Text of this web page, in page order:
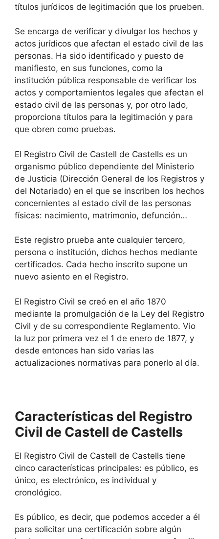
títulos jurídicos de legitimación que los prueben.
Se encarga de verificar y divulgar los hechos y
actos jurídicos que afectan el estado civil de las
personas. Ha sido identificado y puesto de
manifiesto, en sus funciones, como la
institución pública responsable de verificar los
actos y comportamientos legales que afectan el
estado civil de las personas y, por otro lado,
proporciona títulos para la legitimación y para
que obren como pruebas.
El Registro Civil de Castell de Castells es un
organismo público dependiente del Ministerio
de Justicia (Dirección General de los Registros y
del Notariado) en el que se inscriben los hechos
concernientes al estado civil de las personas
físicas: nacimiento, matrimonio, defunción…
Este registro prueba ante cualquier tercero,
persona o institución, dichos hechos mediante
certificados. Cada hecho inscrito supone un
nuevo asiento en el Registro.
El Registro Civil se creó en el año 1870
mediante la promulgación de la Ley del Registro
Civil y de su correspondiente Reglamento. Vio
la luz por primera vez el 1 de enero de 1877, y
desde entonces han sido varias las
actualizaciones normativas para ponerlo al día.
Características del Registro
Civil de Castell de Castells
El Registro Civil de Castell de Castells tiene
cinco características principales: es público, es
único, es electrónico, es individual y
cronológico.
Es público, es decir, que podemos acceder a él
para solicitar una certificación sobre algún